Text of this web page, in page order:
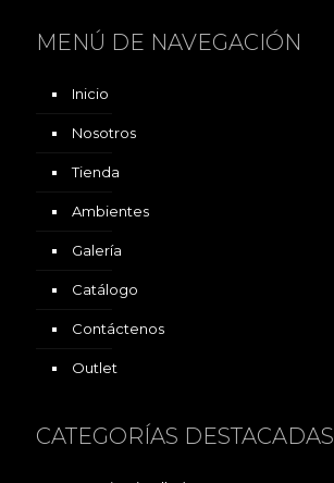
MENÚ DE NAVEGACIÓN
Inicio
Nosotros
Tienda
Ambientes
Galería
Catálogo
Contáctenos
Outlet
CATEGORÍAS DESTACADAS